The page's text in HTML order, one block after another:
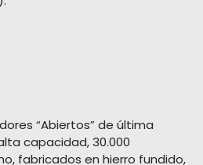
“Abiertos” de última
capacidad, 30.000
fabricados en hierro fundido,